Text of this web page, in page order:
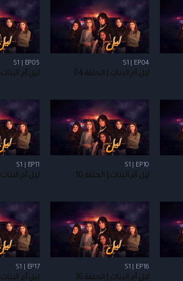
S1 | EP04
ليل أم البنات | الحلقة 04
S1 | EP05
ليل أم البنات
S1 | EP10
ليل أم البنات | الحلقة 10
S1 | EP11
ليل أم البنات
S1 | EP16
ليل أم البنات | الحلقة 16
S1 | EP17
ليل أم البنات